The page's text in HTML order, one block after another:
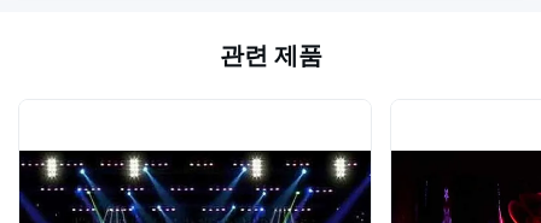
관련 제품